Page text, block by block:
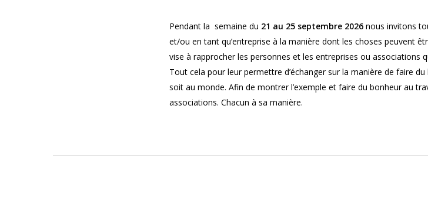
Pendant la semaine du 21 au 25 septembre 2026 nous invitons
et/ou en tant qu’entreprise à la manière dont les choses peuvent
vise à rapprocher les personnes et les entreprises ou associations
Tout cela pour leur permettre d’échanger sur la manière de faire
soit au monde. Afin de montrer l’exemple et faire du bonheur au
associations. Chacun à sa manière.